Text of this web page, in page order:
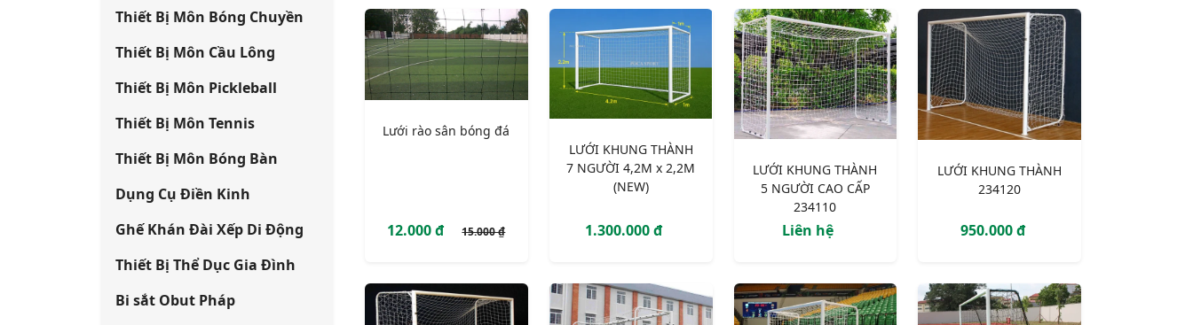
Thiết Bị Môn Bóng Chuyền
Thiết Bị Môn Cầu Lông
Thiết Bị Môn Pickleball
Thiết Bị Môn Tennis
Thiết Bị Môn Bóng Bàn
Dụng Cụ Điền Kinh
Ghế Khán Đài Xếp Di Động
Thiết Bị Thể Dục Gia Đình
Bi sắt Obut Pháp
Lưới rào sân bóng đá
12.000 đ 15.000 ₫
LƯỚI KHUNG THÀNH
7 NGƯỜI 4,2M x 2,2M
(NEW)
1.300.000 đ
LƯỚI KHUNG THÀNH
5 NGƯỜI CAO CẤP
234110
Liên hệ
LƯỚI KHUNG THÀNH
234120
950.000 đ